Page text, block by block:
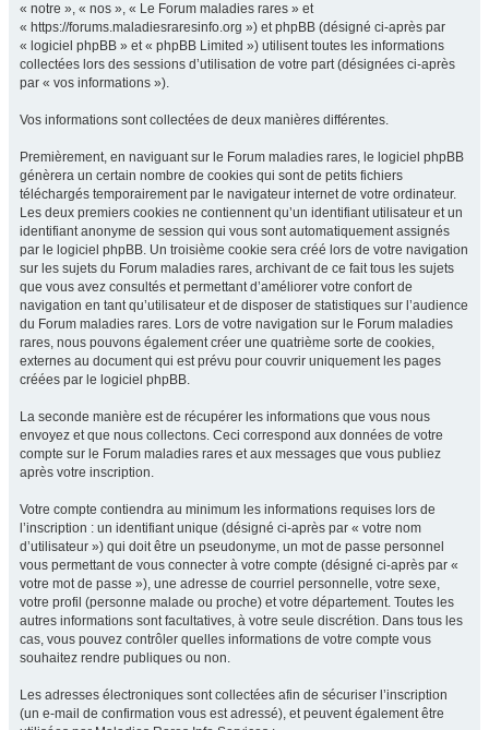
« notre », « nos », « Le Forum maladies rares » et
« https://forums.maladiesraresinfo.org ») et phpBB (désigné ci-après par
« logiciel phpBB » et « phpBB Limited ») utilisent toutes les informations
collectées lors des sessions d’utilisation de votre part (désignées ci-après
par « vos informations »).
Vos informations sont collectées de deux manières différentes.
Premièrement, en naviguant sur le Forum maladies rares, le logiciel phpBB
génèrera un certain nombre de cookies qui sont de petits fichiers
téléchargés temporairement par le navigateur internet de votre ordinateur.
Les deux premiers cookies ne contiennent qu’un identifiant utilisateur et un
identifiant anonyme de session qui vous sont automatiquement assignés
par le logiciel phpBB. Un troisième cookie sera créé lors de votre navigation
sur les sujets du Forum maladies rares, archivant de ce fait tous les sujets
que vous avez consultés et permettant d’améliorer votre confort de
navigation en tant qu’utilisateur et de disposer de statistiques sur l’audience
du Forum maladies rares. Lors de votre navigation sur le Forum maladies
rares, nous pouvons également créer une quatrième sorte de cookies,
externes au document qui est prévu pour couvrir uniquement les pages
créées par le logiciel phpBB.
La seconde manière est de récupérer les informations que vous nous
envoyez et que nous collectons. Ceci correspond aux données de votre
compte sur le Forum maladies rares et aux messages que vous publiez
après votre inscription.
Votre compte contiendra au minimum les informations requises lors de
l’inscription : un identifiant unique (désigné ci-après par « votre nom
d’utilisateur ») qui doit être un pseudonyme, un mot de passe personnel
vous permettant de vous connecter à votre compte (désigné ci-après par «
votre mot de passe »), une adresse de courriel personnelle, votre sexe,
votre profil (personne malade ou proche) et votre département. Toutes les
autres informations sont facultatives, à votre seule discrétion. Dans tous les
cas, vous pouvez contrôler quelles informations de votre compte vous
souhaitez rendre publiques ou non.
Les adresses électroniques sont collectées afin de sécuriser l’inscription
(un e-mail de confirmation vous est adressé), et peuvent également être